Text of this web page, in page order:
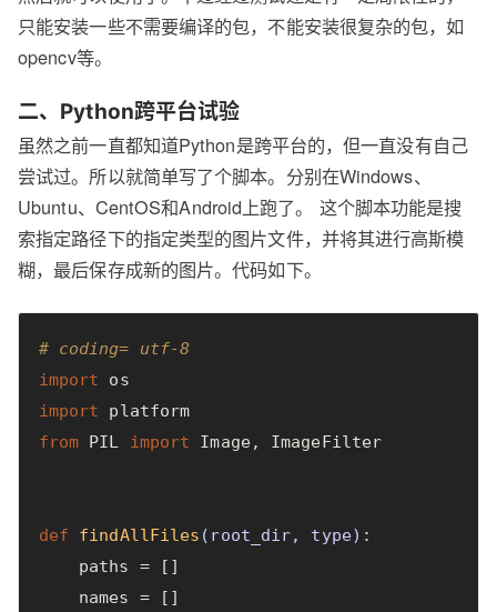
只能安装一些不需要编译的包，不能安装很复杂的包，如
opencv等。
二、Python跨平台试验
虽然之前一直都知道Python是跨平台的，但一直没有自己
尝试过。所以就简单写了个脚本。分别在Windows、
Ubuntu、CentOS和Android上跑了。 这个脚本功能是搜
索指定路径下的指定类型的图片文件，并将其进行高斯模
糊，最后保存成新的图片。代码如下。
# coding= utf-8
import
os
import
platform
from PIL import Image, ImageFilter
def findAllFiles ( root_dir, type) :
paths
=
[]
names
=
[]